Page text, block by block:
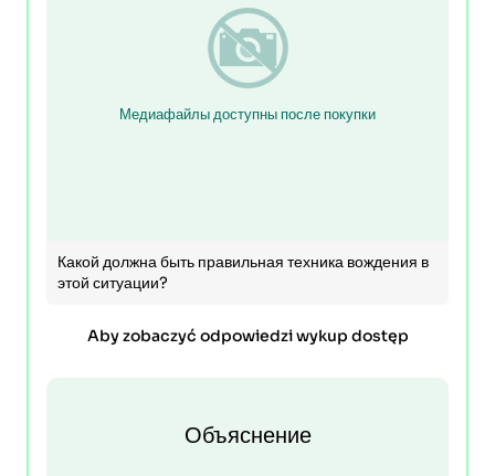
Медиафайлы доступны после покупки
Какой должна быть правильная техника вождения в
этой ситуации?
Aby zobaczyć odpowiedzi wykup dostęp
Объяснение